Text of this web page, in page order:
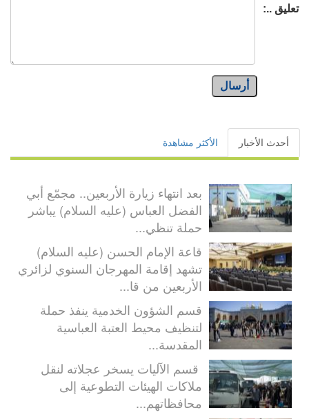
تعليق ..:
أرسال
أحدث الأخبار الأكثر مشاهدة
بعد انتهاء زيارة الأربعين.. مجمّع أبي
الفضل العباس (عليه السلام) يباشر
حملة تنظي...
قاعة الإمام الحسن (عليه السلام)
تشهد إقامة المهرجان السنوي لزائري
الأربعين من قا...
قسم الشؤون الخدمية ينفذ حملة
لتنظيف محيط العتبة العباسية
المقدسة...
قسم الآليات يسخر عجلاته لنقل
ملاكات الهيئات التطوعية إلى
محافظاتهم...